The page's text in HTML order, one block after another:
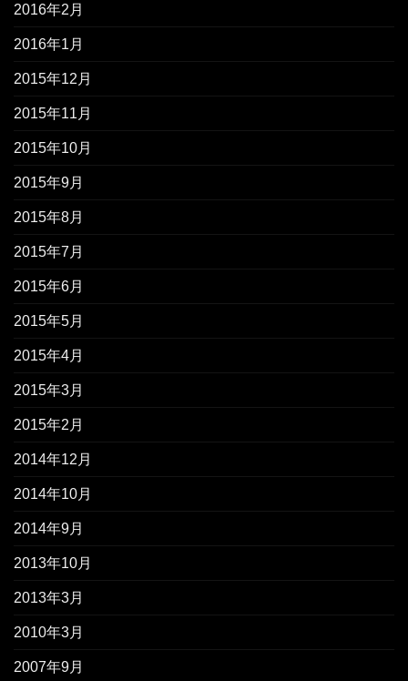
2016年2月
2016年1月
2015年12月
2015年11月
2015年10月
2015年9月
2015年8月
2015年7月
2015年6月
2015年5月
2015年4月
2015年3月
2015年2月
2014年12月
2014年10月
2014年9月
2013年10月
2013年3月
2010年3月
2007年9月